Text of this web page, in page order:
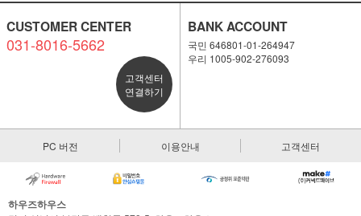
CUSTOMER CENTER
031-8016-5662
고객센터
연결하기
BANK ACCOUNT
국민 646801-01-264947
우리 1005-902-276093
PC 버전 이용안내 고객센터
하우즈하우스